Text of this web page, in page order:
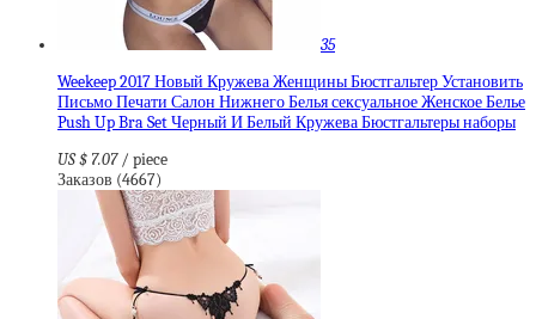
35
Weekeep 2017 Новый Кружева Женщины Бюстгальтер Установить
Письмо Печати Салон Нижнего Белья сексуальное Женское Белье
Push Up Bra Set Черный И Белый Кружева Бюстгальтеры наборы
US $ 7.07 / piece
Заказов (4667)